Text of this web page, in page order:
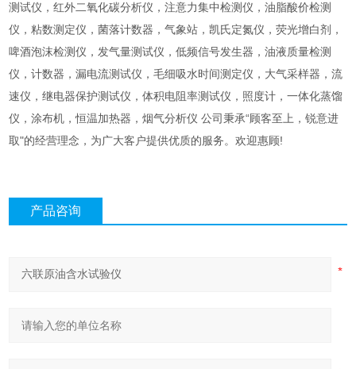
测试仪，红外二氧化碳分析仪，注意力集中检测仪，油脂酸价检测
仪，粘数测定仪，菌落计数器，气象站，凯氏定氮仪，荧光增白剂，
啤酒泡沫检测仪，发气量测试仪，低频信号发生器，油液质量检测
仪，计数器，漏电流测试仪，毛细吸水时间测定仪，大气采样器，流
速仪，继电器保护测试仪，体积电阻率测试仪，照度计，一体化蒸馏
仪，涂布机，恒温加热器，烟气分析仪 公司秉承“顾客至上，锐意进
取"的经营理念，为广大客户提供优质的服务。欢迎惠顾!
产品咨询